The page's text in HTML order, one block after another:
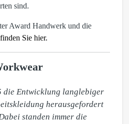
sind.
Award Handwerk und die
finden Sie hier.
die Entwicklung langlebiger
herausgefordert
standen immer die